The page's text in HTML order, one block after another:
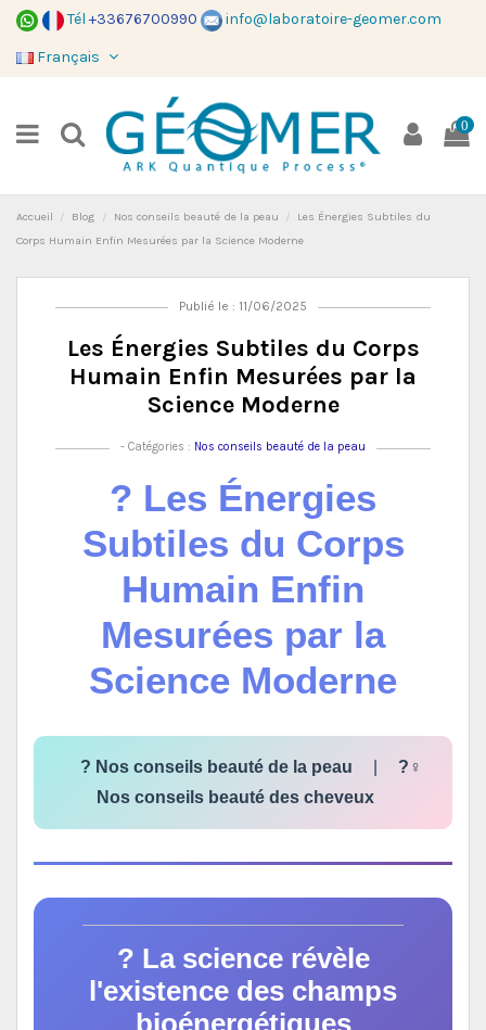
Tél+33676700990 info@laboratoire-geomer.com
Français
0
Accueil Blog Nos conseils beauté de la peau
Les Énergies Subtiles du
Corps Humain Enfin Mesurées par la Science Moderne
Publié le : 11/06/2025
Les Énergies Subtiles du Corps
Humain Enfin Mesurées par la
Science Moderne
- Catégories : Nos conseils beauté de la peau
? Les Énergies
Subtiles du Corps
Humain Enfin
Mesurées par la
Science Moderne
? Nos conseils beauté de la peau
?‍♀️
Nos conseils beauté des cheveux
? La science révèle
l'existence des champs
bioénergétiques